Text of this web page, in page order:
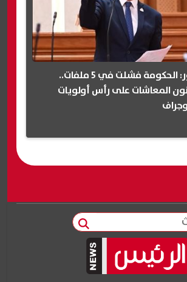
إيهاب منصور: الحكومة فشلت في 5 ملفات..
المعاشات على رأس أولويات